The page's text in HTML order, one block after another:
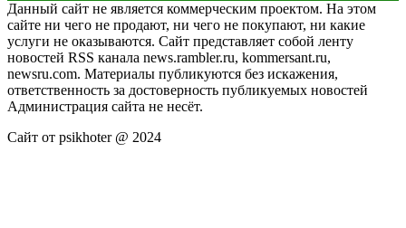
Данный сайт не является коммерческим проектом. На этом
сайте ни чего не продают, ни чего не покупают, ни какие
услуги не оказываются. Сайт представляет собой ленту
новостей RSS канала news.rambler.ru, kommersant.ru,
newsru.com. Материалы публикуются без искажения,
ответственность за достоверность публикуемых новостей
Администрация сайта не несёт.
Сайт от psikhoter @ 2024